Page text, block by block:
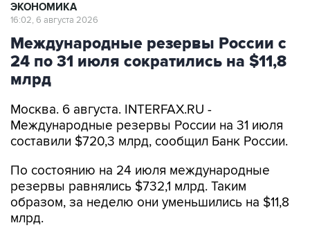
ЭКОНОМИКА
16:02, 6 августа 2026
Международные резервы России с
24 по 31 июля сократились на $11,8
млрд
Москва. 6 августа. INTERFAX.RU -
Международные резервы России на 31 июля
составили $720,3 млрд, сообщил Банк России.
По состоянию на 24 июля международные
резервы равнялись $732,1 млрд. Таким
образом, за неделю они уменьшились на $11,8
млрд.